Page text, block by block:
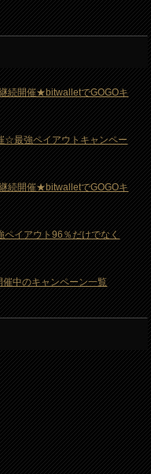
続開催★bitwalletでGOGOキ
☆最強ペイアウトキャンペー
続開催★bitwalletでGOGOキ
ペイアウト96％だけでなく
中のキャンペーン一覧